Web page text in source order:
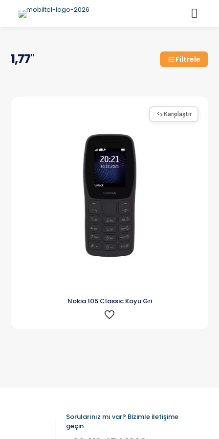
1,77'' Filtrele
Karşılaştır
Nokia 105 Classic Koyu Gri
Sorularınız mı var? Bizimle iletişime
geçin.